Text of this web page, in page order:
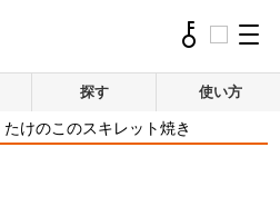
探す 使い方
たけのこのスキレット焼き